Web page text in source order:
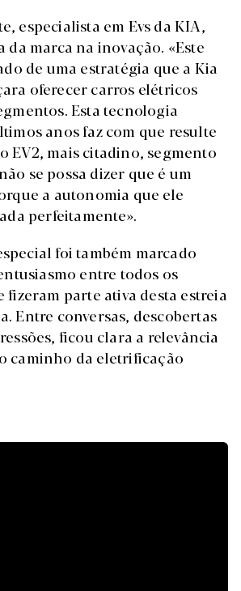
especialista em Evs da KIA,
da marca na inovação. «Este
de uma estratégia que a Kia
oferecer carros elétricos
Esta tecnologia
anos faz com que resulte
EV2, mais citadino, segmento
se possa dizer que é um
a autonomia que ele
perfeitamente».
foi também marcado
entre todos os
fizeram parte ativa desta estreia
Entre conversas, descobertas
ficou clara a relevância
caminho da eletrificação